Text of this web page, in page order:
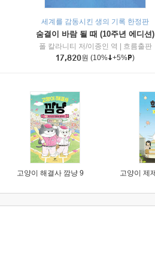
래엔아이세움
세계를 감동시킨 생의 기록 한정판
숨결이 바람 될 때 (10주년 에디션)
폴 칼라니티 저/이종인 역
흐름출판
17,820원 (10% +5% )
고양이 해결사 깜냥 9